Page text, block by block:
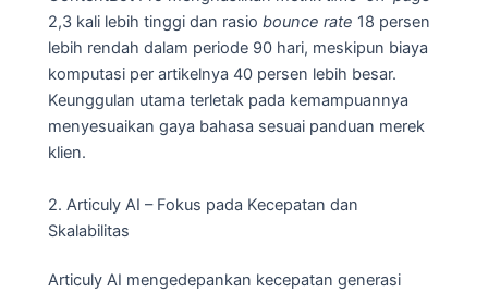
2,3 kali lebih tinggi dan rasio bounce rate 18 persen
lebih rendah dalam periode 90 hari, meskipun biaya
komputasi per artikelnya 40 persen lebih besar.
Keunggulan utama terletak pada kemampuannya
menyesuaikan gaya bahasa sesuai panduan merek
klien.
2. Articuly AI – Fokus pada Kecepatan dan
Skalabilitas
Articuly AI mengedepankan kecepatan generasi